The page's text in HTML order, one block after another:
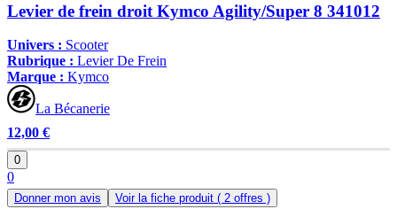
Levier de frein droit Kymco Agility/Super 8 341012
Univers : Scooter
Rubrique : Levier De Frein
Marque : Kymco
La Bécanerie
12,00 €
0
0
Donner mon avis Voir la fiche produit ( 2 offres )